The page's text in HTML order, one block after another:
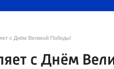
с Днём Великой Победы!
с Днём